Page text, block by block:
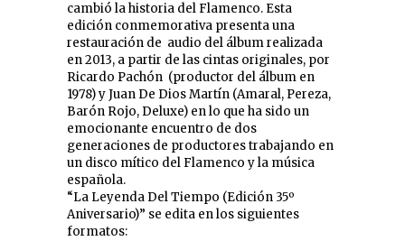
cambió la historia del Flamenco. Esta
edición conmemorativa presenta una
restauración de audio del álbum realizada
en 2013, a partir de las cintas originales, por
Ricardo Pachón (productor del álbum en
1978) y Juan De Dios Martín (Amaral, Pereza,
Barón Rojo, Deluxe) en lo que ha sido un
emocionante encuentro de dos
generaciones de productores trabajando en
un disco mítico del Flamenco y la música
española.
“La Leyenda Del Tiempo (Edición 35º
Aniversario)” se edita en los siguientes
formatos: